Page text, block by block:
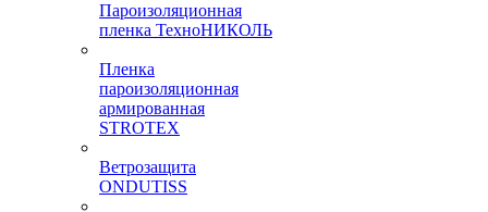
Пароизоляционная
пленка ТехноНИКОЛЬ
Пленка
пароизоляционная
армированная
STROTEX
Ветрозащита
ONDUTISS